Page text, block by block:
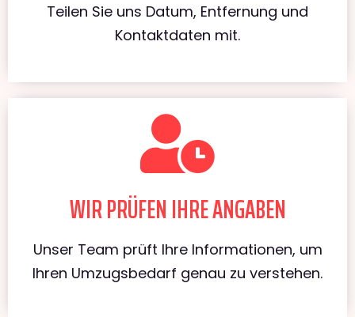
Teilen Sie uns Datum, Entfernung und
Kontaktdaten mit.
WIR PRÜFEN IHRE ANGABEN
Unser Team prüft Ihre Informationen, um
Ihren Umzugsbedarf genau zu verstehen.